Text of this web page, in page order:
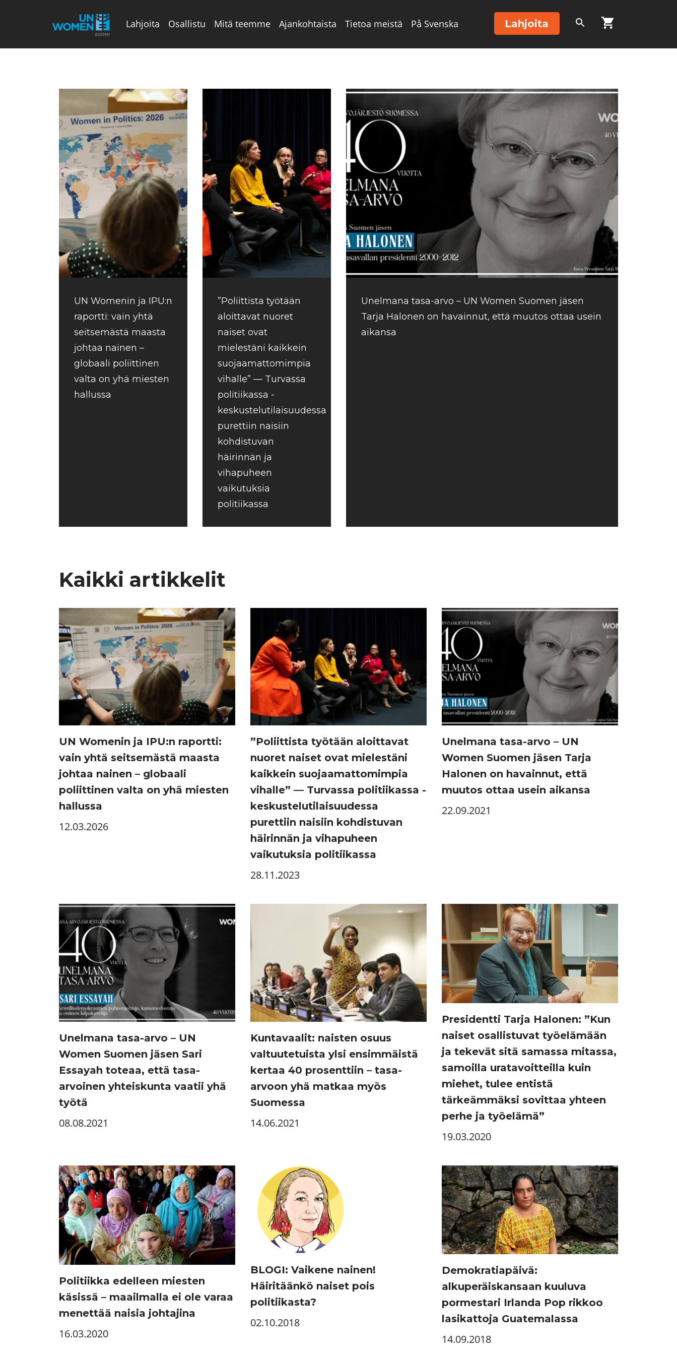
Lahjoita Osallistu Mitä teemme Ajankohtaista Tietoa meistä På Svenska Lahjoita
UN Womenin ja IPU:n
raportti: vain yhtä
seitsemästä maasta
johtaa nainen –
globaali poliittinen
valta on yhä miesten
hallussa
”Poliittista työtään
aloittavat nuoret
naiset ovat
mielestäni kaikkein
suojaamattomimpia
vihalle” — Turvassa
politiikassa -
keskustelutilaisuudessa
purettiin naisiin
kohdistuvan
häirinnän ja
vihapuheen
vaikutuksia
politiikassa
Unelmana tasa-arvo – UN Women Suomen jäsen
Tarja Halonen on havainnut, että muutos ottaa usein
aikansa
Kaikki artikkelit
UN Womenin ja IPU:n raportti:
vain yhtä seitsemästä maasta
johtaa nainen – globaali
poliittinen valta on yhä miesten
hallussa
12.03.2026
”Poliittista työtään aloittavat
nuoret naiset ovat mielestäni
kaikkein suojaamattomimpia
vihalle” — Turvassa politiikassa -
keskustelutilaisuudessa
purettiin naisiin kohdistuvan
häirinnän ja vihapuheen
vaikutuksia politiikassa
28.11.2023
Unelmana tasa-arvo – UN
Women Suomen jäsen Tarja
Halonen on havainnut, että
muutos ottaa usein aikansa
22.09.2021
Unelmana tasa-arvo – UN
Women Suomen jäsen Sari
Essayah toteaa, että tasa-
arvoinen yhteiskunta vaatii yhä
työtä
08.08.2021
Kuntavaalit: naisten osuus
valtuutetuista ylsi ensimmäistä
kertaa 40 prosenttiin – tasa-
arvoon yhä matkaa myös
Suomessa
14.06.2021
Presidentti Tarja Halonen: ”Kun
naiset osallistuvat työelämään
ja tekevät sitä samassa mitassa,
samoilla uratavoitteilla kuin
miehet, tulee entistä
tärkeämmäksi sovittaa yhteen
perhe ja työelämä”
19.03.2020
Politiikka edelleen miesten
käsissä – maailmalla ei ole varaa
menettää naisia johtajina
16.03.2020
BLOGI: Vaikene nainen!
Häiritäänkö naiset pois
politiikasta?
02.10.2018
Demokratiapäivä:
alkuperäiskansaan kuuluva
pormestari Irlanda Pop rikkoo
lasikattoja Guatemalassa
14.09.2018